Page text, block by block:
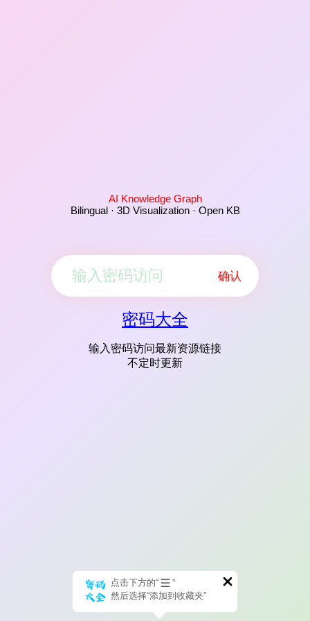
AI Knowledge Graph
Bilingual · 3D Visualization · Open KB
确认
密码大全
输入密码访问最新资源链接
不定时更新
点击下方的“
”
然后选择“添加到收藏夹”